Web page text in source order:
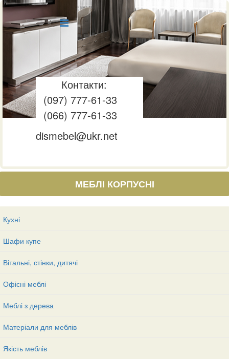
Контакти:
(097) 777-61-33
(066) 777-61-33
dismebel@ukr.net
МЕБЛІ КОРПУСНІ
Кухні
Шафи купе
Вітальні, стінки, дитячі
Офісні меблі
Меблі з дерева
Матеріали для меблів
Якість меблів